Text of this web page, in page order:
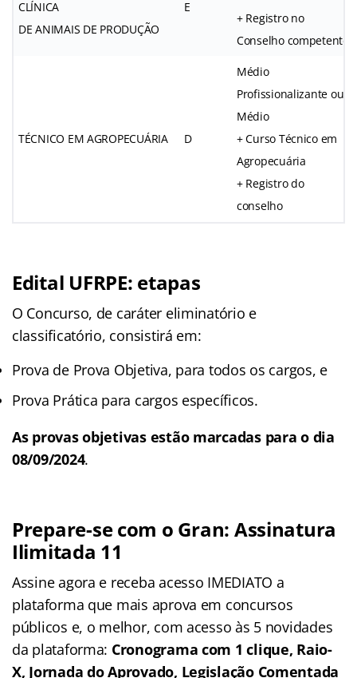
CLÍNICA
DE ANIMAIS DE PRODUÇÃO
E
+ Registro no
Conselho competente
TÉCNICO EM AGROPECUÁRIA D
Médio
Profissionalizante ou
Médio
+ Curso Técnico em
Agropecuária
+ Registro do
conselho
Edital UFRPE: etapas
O Concurso, de caráter eliminatório e
classificatório, consistirá em:
Prova de Prova Objetiva, para todos os cargos, e
Prova Prática para cargos específicos.
As provas objetivas estão marcadas para o dia
08/09/2024.
Prepare-se com o Gran: Assinatura
Ilimitada 11
Assine agora e receba acesso IMEDIATO a
plataforma que mais aprova em concursos
públicos e, o melhor, com acesso às 5 novidades
da plataforma: Cronograma com 1 clique, Raio-
X, Jornada do Aprovado, Legislação Comentada